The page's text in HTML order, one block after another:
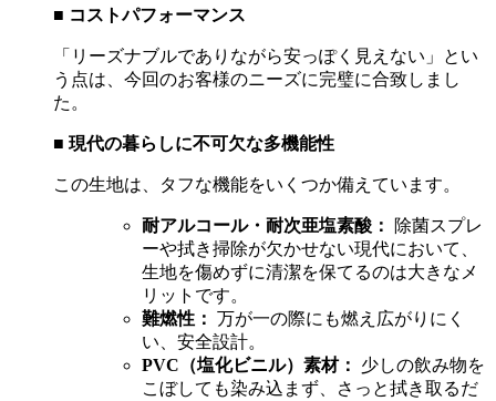
■ コストパフォーマンス
「リーズナブルでありながら安っぽく見えない」とい
う点は、今回のお客様のニーズに完璧に合致しまし
た。
■ 現代の暮らしに不可欠な多機能性
この生地は、タフな機能をいくつか備えています。
耐アルコール・耐次亜塩素酸：
除菌スプレ
ーや拭き掃除が欠かせない現代において、
生地を傷めずに清潔を保てるのは大きなメ
リットです。
難燃性： 万が一の際にも燃え広がりにく
い、安全設計。
PVC （塩化ビニル）素材：
少しの飲み物を
こぼしても染み込まず、さっと拭き取るだ